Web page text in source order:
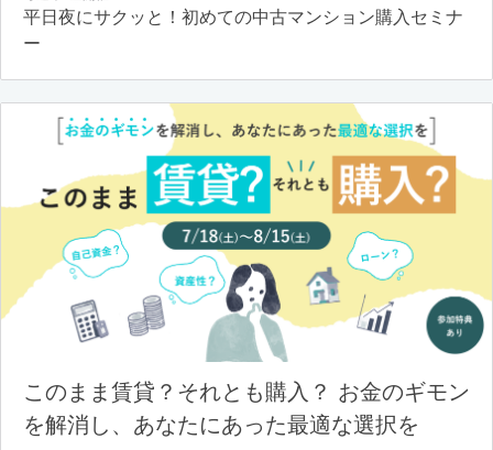
平日夜にサクッと！初めての中古マンション購入セミナ
ー
このまま賃貸？それとも購入？ お金のギモン
を解消し、あなたにあった最適な選択を